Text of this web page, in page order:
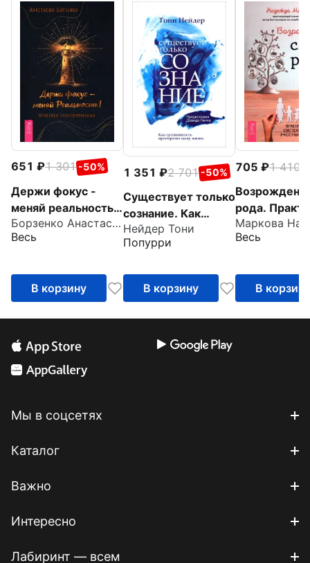
651 1 301 -50%
Держи фокус -
меняй реальность!
Практики
трансформации
Борзенко Анастасия
Весь
В корзину
1 351 2 701 -50%
Существует только
сознание. Как
осознанность
преобразит вашу
Нейдер Тони
Попурри
В корзину
705 1 410
рода.
системных
расстановок
Весь
В корзину
Мы в соцсетях
Каталог
Важно
Интересно
Лабиринт — всем